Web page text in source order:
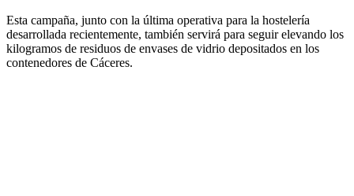
Esta campaña, junto con la última operativa para la hostelería
desarrollada recientemente, también servirá para seguir elevando los
kilogramos de residuos de envases de vidrio depositados en los
contenedores de Cáceres.